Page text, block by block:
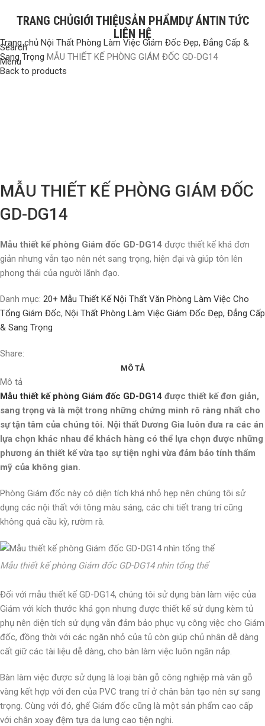
TRANG CHỦGIỚI THIỆUSẢN PHẨMDỰ ÁNTIN TỨC
LIÊN HỆ
Search
Menu
Trang chủ Nội Thất Phòng Làm Việc Giám Đốc Đẹp, Đẳng Cấp &
Sang Trọng MẪU THIẾT KẾ PHÒNG GIÁM ĐỐC GD-DG14
Back to products
MẪU THIẾT KẾ PHÒNG GIÁM ĐỐC
GD-DG14
Mẫu thiết kế phòng Giám đốc GD-DG14 được thiết kế khá đơn
giản nhưng vẫn tạo nên nét sang trọng, hiện đại và giúp tôn lên
phong thái của người lãnh đạo.
Danh mục: 20+ Mẫu Thiết Kế Nội Thất Văn Phòng Làm Việc Cho
Tổng Giám Đốc, Nội Thất Phòng Làm Việc Giám Đốc Đẹp, Đẳng Cấp
& Sang Trọng
Share:
MÔ TẢ
Mô tả
Mẫu thiết kế phòng Giám đốc GD-DG14 được thiết kế đơn giản,
sang trọng và là một trong những chứng minh rõ ràng nhất cho
sự tận tâm của chúng tôi. Nội thất Dương Gia luôn đưa ra các án
lựa chọn khác nhau để khách hàng có thể lựa chọn được những
phương án thiết kế vừa tạo sự tiện nghi vừa đảm bảo tính thẩm
mỹ của không gian.
Phòng Giám đốc này có diện tích khá nhỏ hẹp nên chúng tôi sử
dụng các nội thất với tông màu sáng, các chi tiết trang trí cũng
không quá cầu kỳ, rườm rà.
Mẫu thiết kế phòng Giám đốc GD-DG14 nhìn tổng thể
Đối với mẫu thiết kế GD-DG14, chúng tôi sử dụng bàn làm việc của
Giám với kích thước khá gọn nhưng được thiết kế sử dụng kèm tủ
phụ nên diện tích sử dụng vẫn đảm bảo phục vụ công việc cho Giám
đốc, đồng thời với các ngăn nhỏ của tủ còn giúp chủ nhân dễ dàng
cất giữ các tài liệu dễ dàng, cho bàn làm việc luôn ngăn nắp.
Bàn làm việc được sử dụng là loại bàn gỗ công nghiệp mà vân gỗ
vàng kết hợp với đen của PVC trang trí ở chân bàn tạo nên sự sang
trọng. Cùng với đó, ghế Giám đốc cũng là một sản phẩm cao cấp
với chân xoay đệm tựa da lưng cao tiện nghi.